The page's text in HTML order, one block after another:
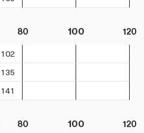
80 100 120
102
135
141
80 100 120